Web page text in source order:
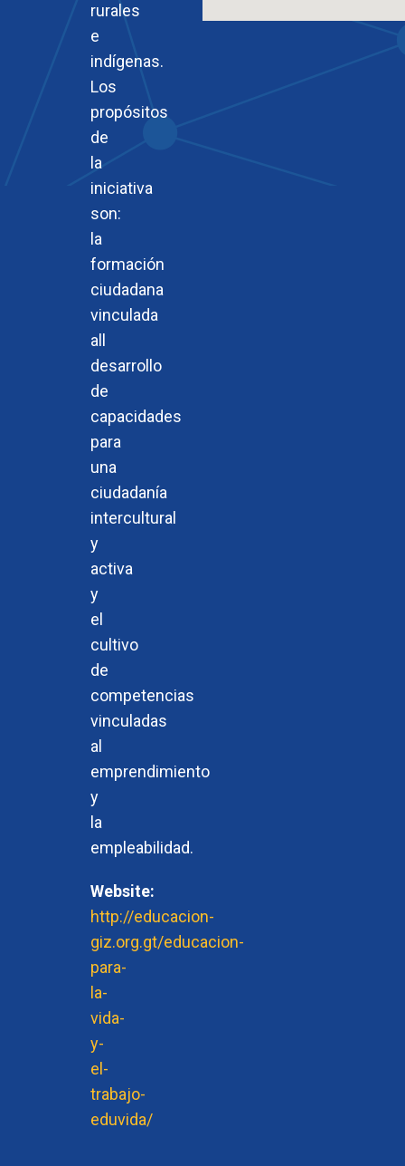
rurales
e
indígenas.
Los
propósitos
de
la
iniciativa
son:
la
formación
ciudadana
vinculada
all
desarrollo
de
capacidades
para
una
ciudadanía
intercultural
y
activa
y
el
cultivo
de
competencias
vinculadas
al
emprendimiento
y
la
empleabilidad.
Website:
http://educacion-
giz.org.gt/educacion-
para-
la-
vida-
y-
el-
trabajo-
eduvida/